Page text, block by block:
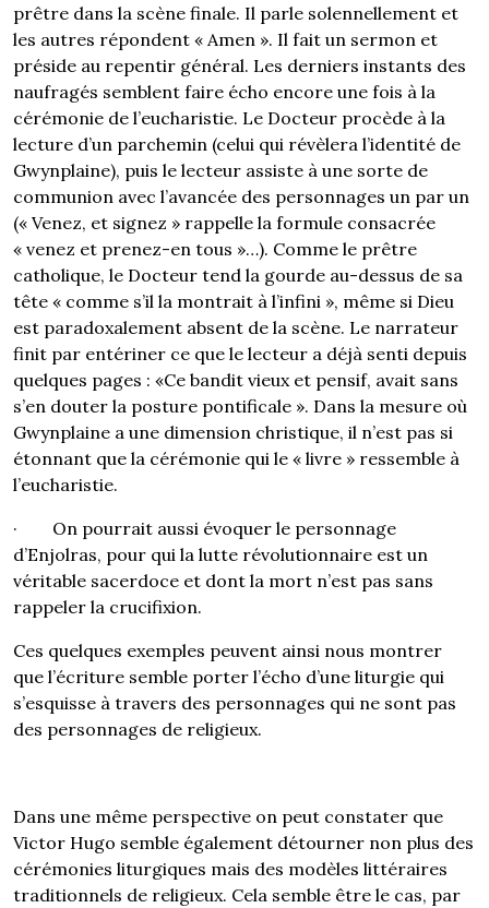
prêtre dans la scène finale. Il parle solennellement et
les autres répondent « Amen ». Il fait un sermon et
préside au repentir général. Les derniers instants des
naufragés semblent faire écho encore une fois à la
cérémonie de l’eucharistie. Le Docteur procède à la
lecture d’un parchemin (celui qui révèlera l’identité de
Gwynplaine), puis le lecteur assiste à une sorte de
communion avec l’avancée des personnages un par un
(« Venez, et signez » rappelle la formule consacrée
« venez et prenez-en tous »…). Comme le prêtre
catholique, le Docteur tend la gourde au-dessus de sa
tête « comme s’il la montrait à l’infini », même si Dieu
est paradoxalement absent de la scène. Le narrateur
finit par entériner ce que le lecteur a déjà senti depuis
quelques pages : «Ce bandit vieux et pensif, avait sans
s’en douter la posture pontificale ». Dans la mesure où
Gwynplaine a une dimension christique, il n’est pas si
étonnant que la cérémonie qui le « livre » ressemble à
l’eucharistie.
· On pourrait aussi évoquer le personnage
d’Enjolras, pour qui la lutte révolutionnaire est un
véritable sacerdoce et dont la mort n’est pas sans
rappeler la crucifixion.
Ces quelques exemples peuvent ainsi nous montrer
que l’écriture semble porter l’écho d’une liturgie qui
s’esquisse à travers des personnages qui ne sont pas
des personnages de religieux.
Dans une même perspective on peut constater que
Victor Hugo semble également détourner non plus des
cérémonies liturgiques mais des modèles littéraires
traditionnels de religieux. Cela semble être le cas, par